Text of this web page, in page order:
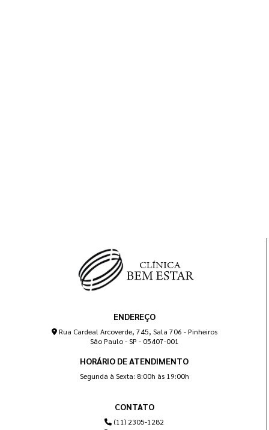
ENDEREÇO
Rua Cardeal Arcoverde, 745, Sala 706 - Pinheiros
São Paulo - SP - 05407-001
HORÁRIO DE ATENDIMENTO
Segunda à Sexta: 8:00h às 19:00h
CONTATO
(11) 2305-1282